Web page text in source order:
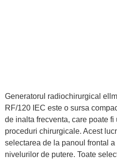
Generatorul radiochirurgical
RF/120 IEC este o sursa
de inalta frecventa, care poate
proceduri chirurgicale. Acest
selectarea de la panoul frontal
nivelurilor de putere. Toate